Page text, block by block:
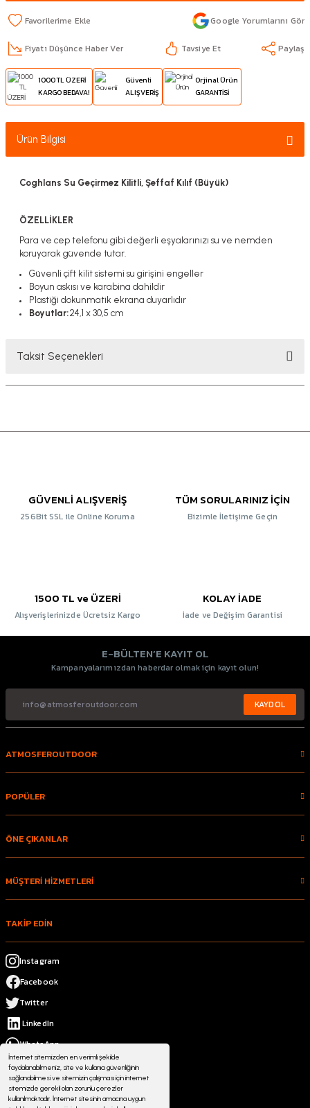
İnternet sitemizden en verimli şekilde
faydalanabilmeniz, site ve kullanıcı güvenliğinin
sağlanabilmesi ve sitemizin çalışması için internet
sitemizde gerekli olan zorunlu çerezler
kullanılmaktadır. İnternet sitesinin amacına uygun
Google Yorumlarını Gör
Fiyatı Düşünce Haber Ver Tavsiye Et Paylaş
1000 TL ÜZERİ
KARGO BEDAVA!
Güvenli
ALIŞVERİŞ
Orjinal Ürün
GARANTİSİ
Ürün Bilgisi
Coghlans Su Geçirmez Kilitli, Şeffaf Kılıf (Büyük)
ÖZELLİKLER
Para ve cep telefonu gibi değerli eşyalarınızı su ve nemden
koruyarak güvende tutar.
Güvenli çift kilit sistemi su girişini engeller
Boyun askısı ve karabina dahildir
Plastiği dokunmatik ekrana duyarlıdır
Boyutlar:24,1 x 30,5 cm
Taksit Seçenekleri
GÜVENLİ ALIŞVERİŞ
256Bit SSL ile Online Koruma
TÜM SORULARINIZ İÇİN
Bizimle İletişime Geçin
1500 TL ve ÜZERİ
Alışverişlerinizde Ücretsiz Kargo
KOLAY İADE
İade ve Değişim Garantisi
E-BÜLTEN’E KAYIT OL
Kampanyalarımızdan haberdar olmak için kayıt olun!
KAYDOL
ATMOSFEROUTDOOR
POPÜLER
ÖNE ÇIKANLAR
MÜŞTERİ HİZMETLERİ
TAKİP EDİN
Instagram
Facebook
Twitter
LinkedIn
WhatsApp